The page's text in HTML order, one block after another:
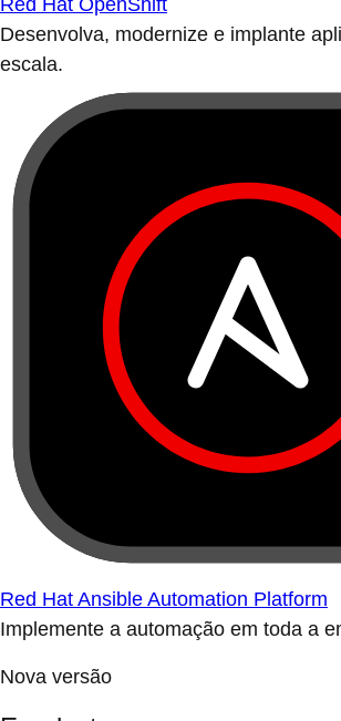
Red Hat OpenShift
Desenvolva, modernize e implante
escala.
Red Hat Ansible Automation Platform
Implemente a automação em toda a
Nova versão